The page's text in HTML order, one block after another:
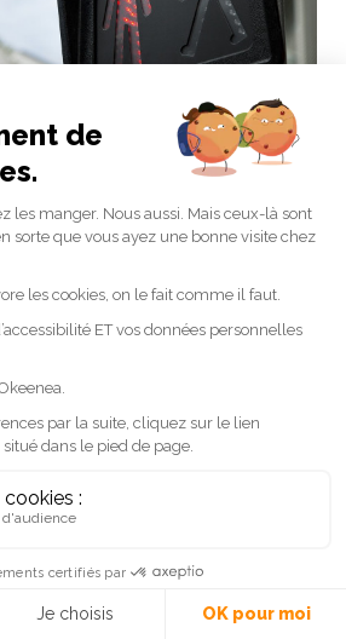
fonctionnels sont
rappelle le guide «
VOIRIE
»